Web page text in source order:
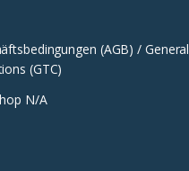
(AGB) / General
(GTC)
N/A